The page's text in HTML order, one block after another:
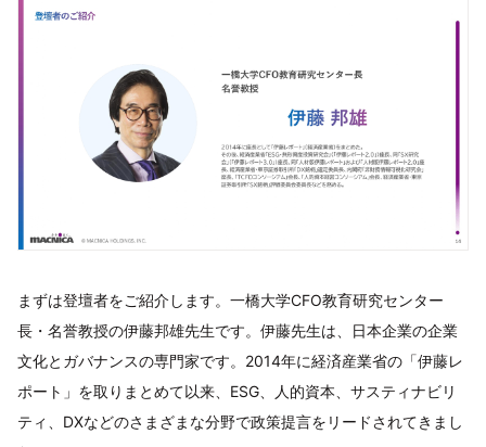
まずは登壇者をご紹介します。一橋大学CFO教育研究センター
長・名誉教授の伊藤邦雄先生です。伊藤先生は、日本企業の企業
文化とガバナンスの専門家です。2014年に経済産業省の「伊藤レ
ポート」を取りまとめて以来、ESG、人的資本、サスティナビリ
ティ、DXなどのさまざまな分野で政策提言をリードされてきまし